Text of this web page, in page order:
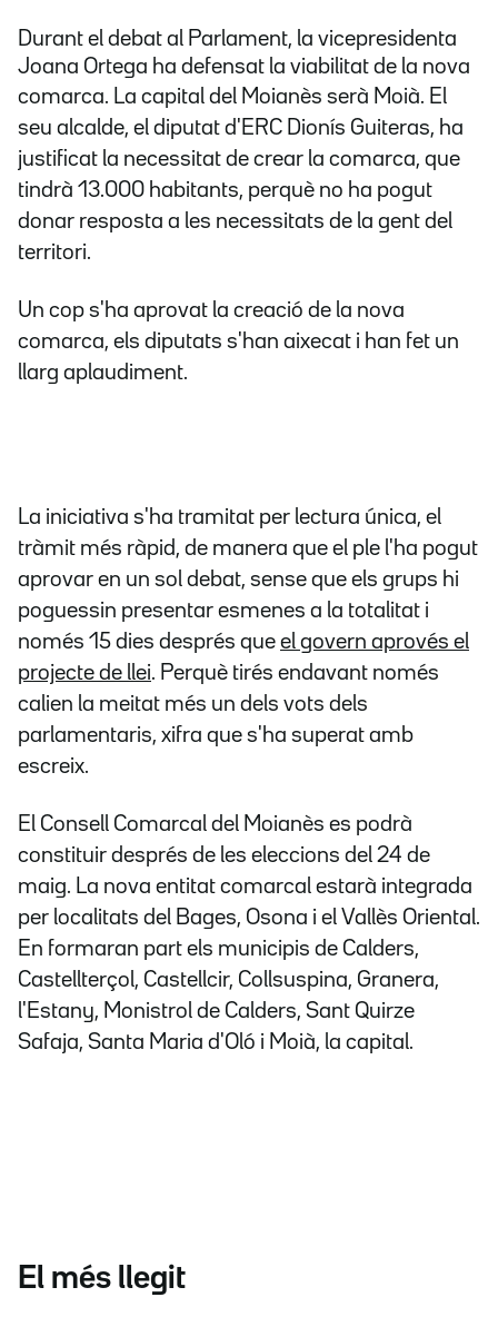
Durant el debat al Parlament, la vicepresidenta
Joana Ortega ha defensat la viabilitat de la nova
comarca. La capital del Moianès serà Moià. El
seu alcalde, el diputat d'ERC Dionís Guiteras, ha
justificat la necessitat de crear la comarca, que
tindrà 13.000 habitants, perquè no ha pogut
donar resposta a les necessitats de la gent del
territori.
Un cop s'ha aprovat la creació de la nova
comarca, els diputats s'han aixecat i han fet un
llarg aplaudiment.
La iniciativa s'ha tramitat per lectura única, el
tràmit més ràpid, de manera que el ple l'ha pogut
aprovar en un sol debat, sense que els grups hi
poguessin presentar esmenes a la totalitat i
només 15 dies després que el govern aprovés el
projecte de llei. Perquè tirés endavant només
calien la meitat més un dels vots dels
parlamentaris, xifra que s'ha superat amb
escreix.
El Consell Comarcal del Moianès es podrà
constituir després de les eleccions del 24 de
maig. La nova entitat comarcal estarà integrada
per localitats del Bages, Osona i el Vallès Oriental.
En formaran part els municipis de Calders,
Castellterçol, Castellcir, Collsuspina, Granera,
l'Estany, Monistrol de Calders, Sant Quirze
Safaja, Santa Maria d'Oló i Moià, la capital.
El més llegit